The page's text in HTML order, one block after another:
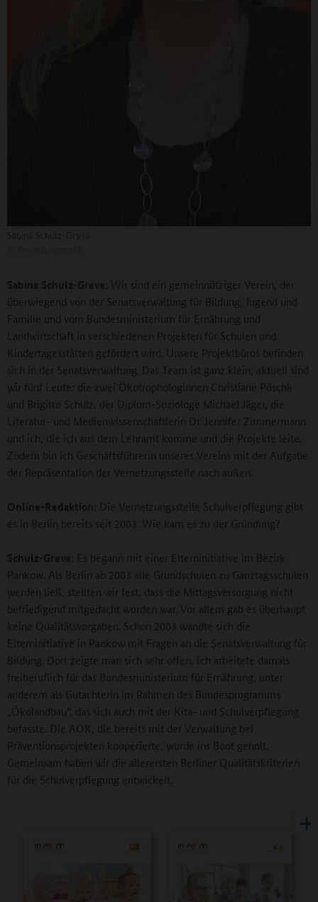
Sabine Schulz-Greve: Wir sind ein gemeinnütziger Verein, der
überwiegend von der Senatsverwaltung für Bildung, Jugend und
Familie und vom Bundesministerium für Ernährung und
Landwirtschaft in verschiedenen Projekten für Schulen und
Kindertagesstätten gefördert wird. Unsere Projektbüros befinden
sich in der Senatsverwaltung. Das Team ist ganz klein, aktuell sind
wir fünf Leute: die zwei Ökotrophologinnen Christiane Pöschk
und Brigitte Schulz, der Diplom-Soziologe Michael Jäger, die
Literatur- und Medienwissenschaftlerin Dr. Jennifer Zimmermann
und ich, die ich aus dem Lehramt komme und die Projekte leite.
Zudem bin ich Geschäftsführerin unseres Vereins mit der Aufgabe
der Repräsentation der Vernetzungsstelle nach außen.
Online-Redaktion: Die Vernetzungsstelle Schulverpflegung gibt
es in Berlin bereits seit 2003. Wie kam es zu der Gründung?
Schulz-Greve: Es begann mit einer Elterninitiative im Bezirk
Pankow. Als Berlin ab 2003 alle Grundschulen zu Ganztagsschulen
werden ließ, stellten wir fest, dass die Mittagsversorgung nicht
befriedigend mitgedacht worden war. Vor allem gab es überhaupt
keine Qualitätsvorgaben. Schon 2003 wandte sich die
Elterninitiative in Pankow mit Fragen an die Senatsverwaltung für
Bildung. Dort zeigte man sich sehr offen. Ich arbeitete damals
freiberuflich für das Bundesministerium für Ernährung, unter
anderem als Gutachterin im Rahmen des Bundesprogramms
„Ökolandbau“, das sich auch mit der Kita- und Schulverpflegung
befasste. Die AOK, die bereits mit der Verwaltung bei
Präventionsprojekten kooperierte, wurde ins Boot geholt.
Gemeinsam haben wir die allerersten Berliner Qualitätskriterien
für die Schulverpflegung entwickelt.